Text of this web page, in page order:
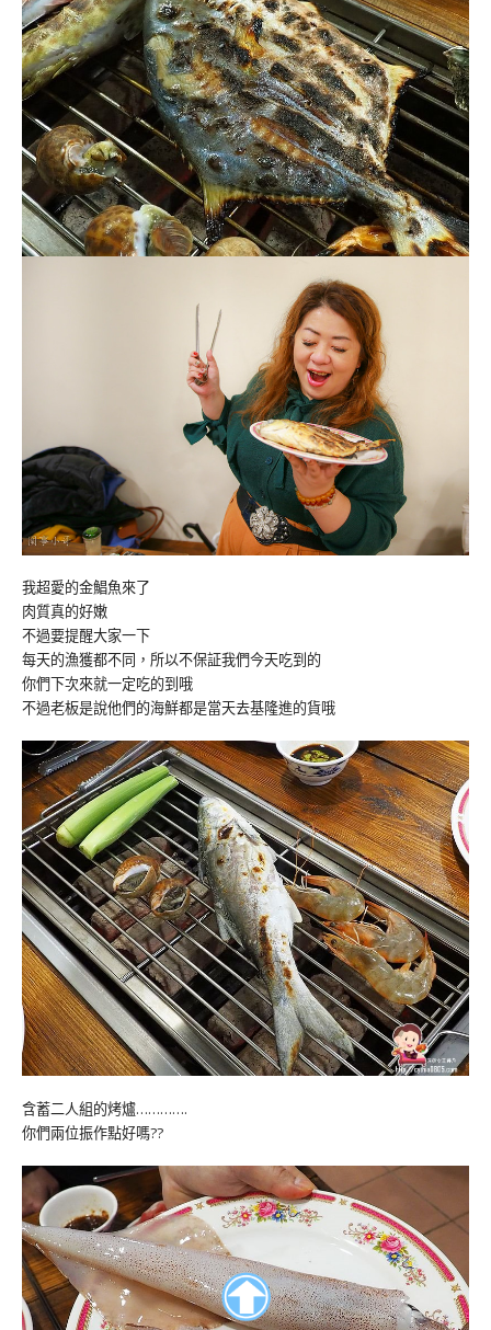
我超愛的金鯧魚來了
肉質真的好嫩
不過要提醒大家一下
每天的漁獲都不同，所以不保証我們今天吃到的
你們下次來就一定吃的到哦
不過老板是說他們的海鮮都是當天去基隆進的貨哦
含蓄二人組的烤爐………….
你們兩位振作點好嗎??